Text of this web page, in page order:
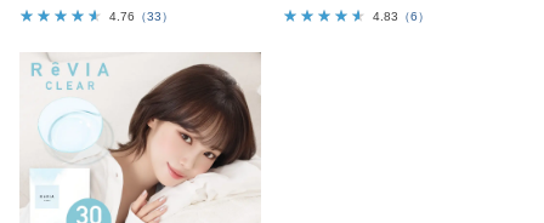
4.76 （33）
4.83
（6）